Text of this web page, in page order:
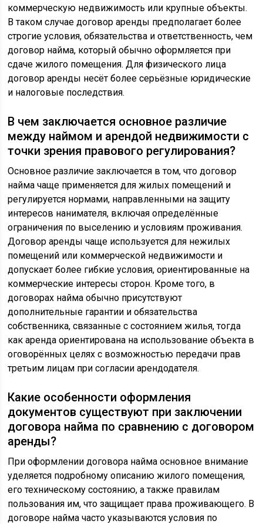
коммерческую недвижимость или крупные объекты.
В таком случае договор аренды предполагает более
строгие условия, обязательства и ответственность, чем
договор найма, который обычно оформляется при
сдаче жилого помещения. Для физического лица
договор аренды несёт более серьёзные юридические
и налоговые последствия.
В чем заключается основное различие
между наймом и арендой недвижимости с
точки зрения правового регулирования?
Основное различие заключается в том, что договор
найма чаще применяется для жилых помещений и
регулируется нормами, направленными на защиту
интересов нанимателя, включая определённые
ограничения по выселению и условиям проживания.
Договор аренды чаще используется для нежилых
помещений или коммерческой недвижимости и
допускает более гибкие условия, ориентированные на
коммерческие интересы сторон. Кроме того, в
договорах найма обычно присутствуют
дополнительные гарантии и обязательства
собственника, связанные с состоянием жилья, тогда
как аренда ориентирована на использование объекта в
оговорённых целях с возможностью передачи прав
третьим лицам при согласии арендодателя.
Какие особенности оформления
документов существуют при заключении
договора найма по сравнению с договором
аренды?
При оформлении договора найма основное внимание
уделяется подробному описанию жилого помещения,
его техническому состоянию, а также правилам
пользования им, что защищает права проживающего. В
договоре найма часто указываются условия по